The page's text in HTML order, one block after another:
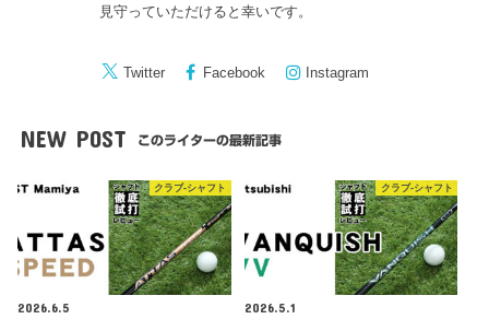
見守っていただけると幸いです。
Twitter Facebook Instagram
NEW POST このライターの最新記事
クラブ-シャフト
2026.6.5
クラブ-シャフト
2026.5.1